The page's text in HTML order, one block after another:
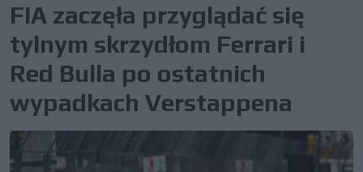
FIA zaczęła przyglądać się
tylnym skrzydłom Ferrari i
Red Bulla po ostatnich
wypadkach Verstappena